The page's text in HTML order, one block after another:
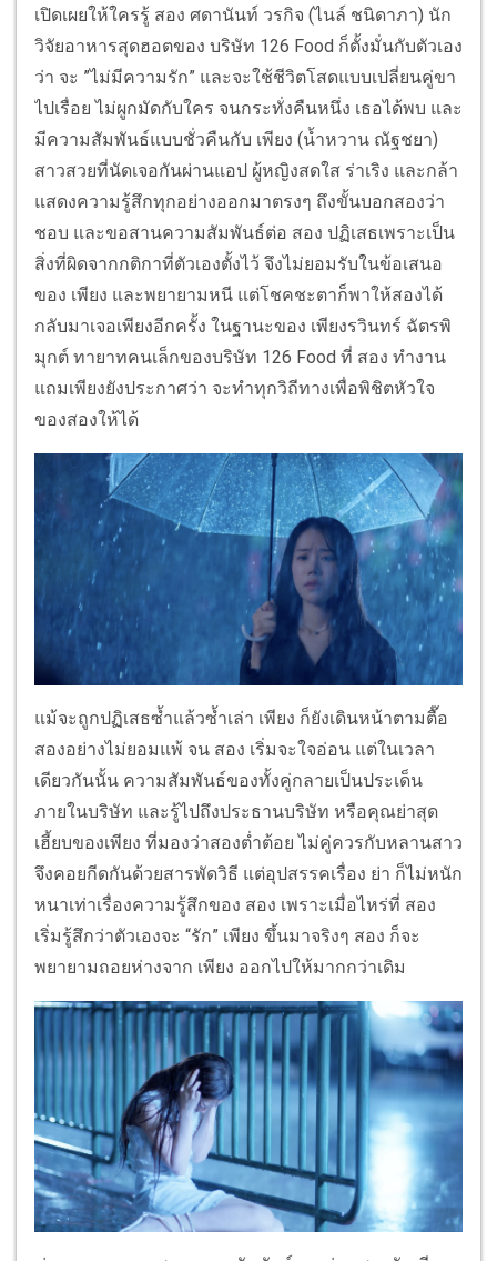
เปิดเผยให้ใครรู้ สอง ศดานันท์ วรกิจ (ไนล์ ชนิดาภา) นัก
วิจัยอาหารสุดฮอตของ บริษัท 126 Food ก็ตั้งมั่นกับตัวเอง
ว่า จะ ”ไม่มีความรัก” และจะใช้ชีวิตโสดแบบเปลี่ยนคู่ขา
ไปเรื่อย ไม่ผูกมัดกับใคร จนกระทั่งคืนหนึ่ง เธอได้พบ และ
มีความสัมพันธ์แบบชั่วคืนกับ เพียง (น้ำหวาน ณัฐชยา)
สาวสวยที่นัดเจอกันผ่านแอป ผู้หญิงสดใส ร่าเริง และกล้า
แสดงความรู้สึกทุกอย่างออกมาตรงๆ ถึงขั้นบอกสองว่า
ชอบ และขอสานความสัมพันธ์ต่อ สอง ปฏิเสธเพราะเป็น
สิ่งที่ผิดจากกติกาที่ตัวเองตั้งไว้ จึงไม่ยอมรับในข้อเสนอ
ของ เพียง และพยายามหนี แต่โชคชะตาก็พาให้สองได้
กลับมาเจอเพียงอีกครั้ง ในฐานะของ เพียงรวินทร์ ฉัตรพิ
มุกต์ ทายาทคนเล็กของบริษัท 126 Food ที่ สอง ทำงาน
แถมเพียงยังประกาศว่า จะทำทุกวิถีทางเพื่อพิชิตหัวใจ
ของสองให้ได้
แม้จะถูกปฏิเสธซ้ำแล้วซ้ำเล่า เพียง ก็ยังเดินหน้าตามตื๊อ
สองอย่างไม่ยอมแพ้ จน สอง เริ่มจะใจอ่อน แต่ในเวลา
เดียวกันนั้น ความสัมพันธ์ของทั้งคู่กลายเป็นประเด็น
ภายในบริษัท และรู้ไปถึงประธานบริษัท หรือคุณย่าสุด
เฮี้ยบของเพียง ที่มองว่าสองต่ำต้อย ไม่คู่ควรกับหลานสาว
จึงคอยกีดกันด้วยสารพัดวิธี แต่อุปสรรคเรื่อง ย่า ก็ไม่หนัก
หนาเท่าเรื่องความรู้สึกของ สอง เพราะเมื่อไหร่ที่ สอง
เริ่มรู้สึกว่าตัวเองจะ “รัก” เพียง ขึ้นมาจริงๆ สอง ก็จะ
พยายามถอยห่างจาก เพียง ออกไปให้มากกว่าเดิม